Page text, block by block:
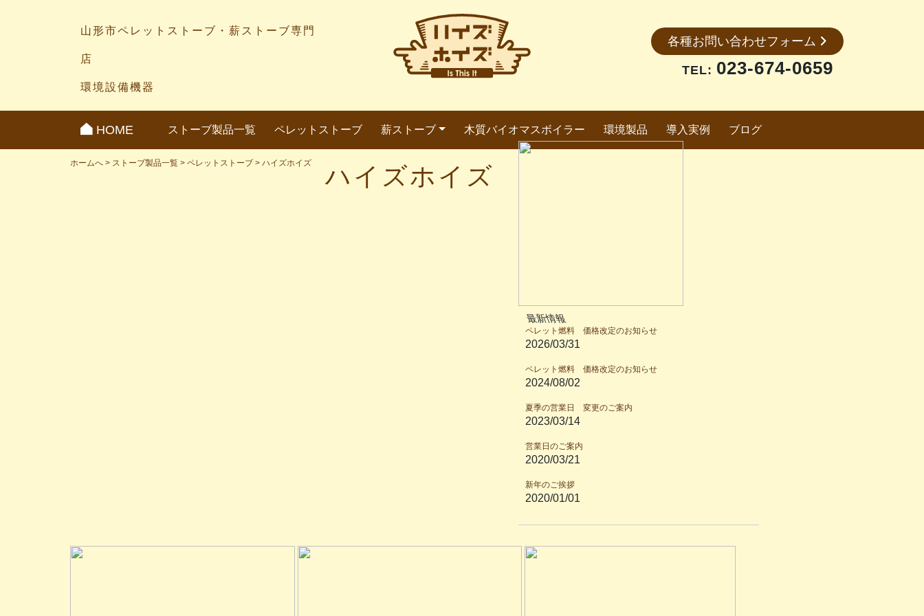
山形市ペレットストーブ・薪ストーブ専門
店
環境設備機器
各種お問い合わせフォーム
TEL: 023-674-0659
HOME ストーブ製品一覧 ペレットストーブ 薪ストーブ 木質バイオマスボイラー 環境製品 導入実例 ブログ
ホームへ > ストーブ製品一覧 > ペレットストーブ > ハイズホイズ ハイズホイズ
最新情報
ペレット燃料 価格改定のお知らせ
2026/03/31
ペレット燃料 価格改定のお知らせ
2024/08/02
夏季の営業日 変更のご案内
2023/03/14
営業日のご案内
2020/03/21
新年のご挨拶
2020/01/01